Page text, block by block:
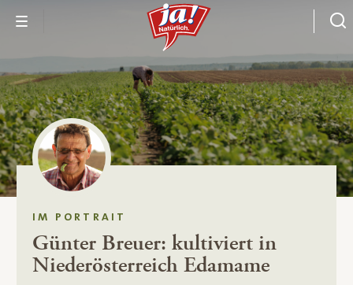
IM PORTRAIT
Günter Breuer: kultiviert in
Niederösterreich Edamame